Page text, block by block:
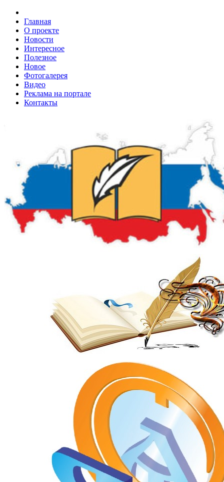
Главная
О проекте
Новости
Интересное
Полезное
Новое
Фотогалерея
Видео
Реклама на портале
Контакты